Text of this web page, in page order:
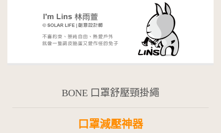
BONE 口罩舒壓頸掛繩
口罩減壓神器